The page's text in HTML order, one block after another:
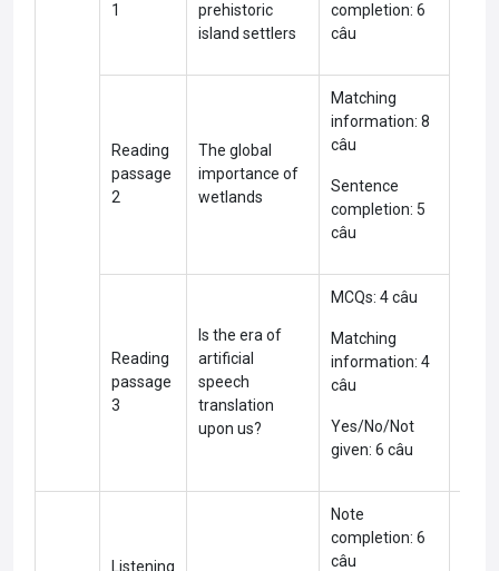
1
prehistoric
island settlers
completion: 6
câu
Reading
passage
2
The global
importance of
wetlands
Matching
information: 8
câu
Sentence
completion: 5
câu
Reading
passage
3
Is the era of
artificial
speech
translation
upon us?
MCQs: 4 câu
Matching
information: 4
câu
Yes/No/Not
given: 6 câu
Listening
Note
completion: 6
câu